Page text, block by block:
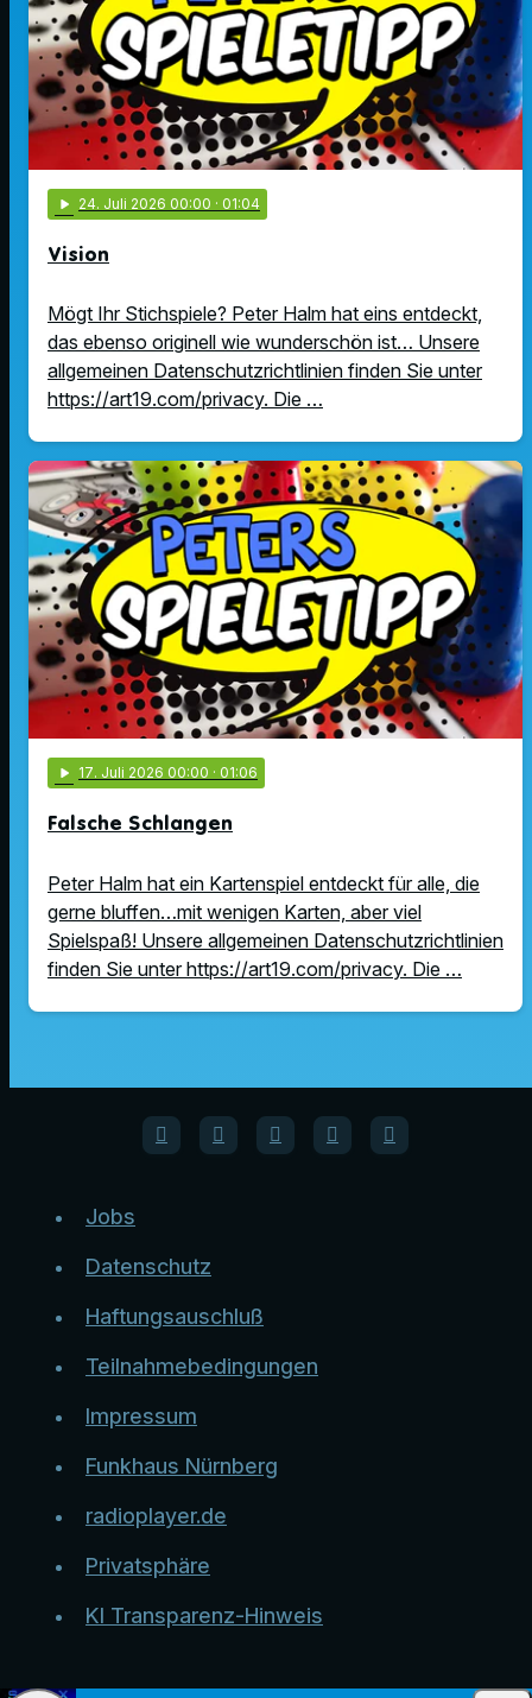
play_arrow 24. Juli 2026 00:00 · 01:04
Vision
Mögt Ihr Stichspiele? Peter Halm hat eins entdeckt,
das ebenso originell wie wunderschön ist… Unsere
allgemeinen Datenschutzrichtlinien finden Sie unter
https://art19.com/privacy. Die …
play_arrow 17. Juli 2026 00:00 · 01:06
Falsche Schlangen
Peter Halm hat ein Kartenspiel entdeckt für alle, die
gerne bluffen…mit wenigen Karten, aber viel
Spielspaß! Unsere allgemeinen Datenschutzrichtlinien
finden Sie unter https://art19.com/privacy. Die …
Jobs
Datenschutz
Haftungsauschluß
Teilnahmebedingungen
Impressum
Funkhaus Nürnberg
radioplayer.de
Privatsphäre
KI Transparenz-Hinweis